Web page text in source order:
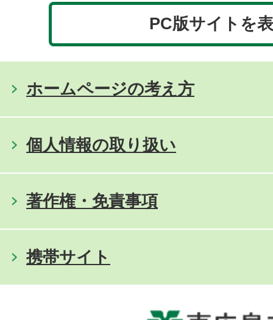
PC版サイトを
ホームページの考え方
個人情報の取り扱い
著作権・免責事項
携帯サイト